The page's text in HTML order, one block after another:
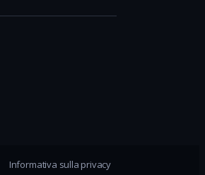
Informativa sulla privacy